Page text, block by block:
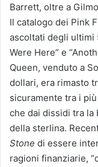
Barrett, oltre a
Il catalogo dei Pink
ascoltati degli ultimi
Were Here” e
Queen, venduto a
dollari, era rimasto
sicuramente tra i
che dai dissidi tra la
della sterlina.
Stone di essere
ragioni finanziarie,